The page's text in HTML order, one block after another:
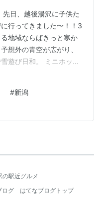
日、越後湯沢に子供た
行ってきました〜！！3
地域ならばきっと寒か
想外の青空が広がり、
遊び日和。 ミニホッカ
ていったコートとヒー
てしまい・・・越後湯
た（笑） 新幹線で越後
リン家はお昼を食べに
ことが…
#新潟
の駅近グルメ
ログ
はてなブログトップ